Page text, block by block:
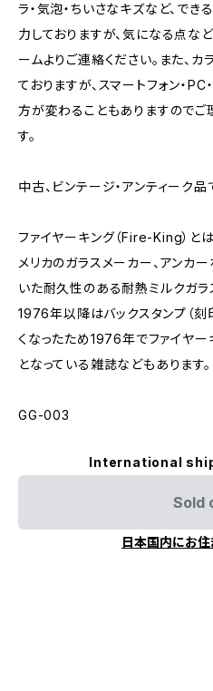
ラ・気泡・ちいさなキズなど、で
力しておりますが、気になる点な
ームよりご連絡ください。また、
ておりますが、スマートフォン・
方が変わることもありますのでご
す。
中古、ビンテージ・アンティーク品
ファイヤーキング（Fire-King）
メリカのガラスメーカー、アンカ
いた耐久性のある耐熱ミルクガラ
1976年以降はバックスタンプ（
くなったため1976年でファイヤ
となっている雑誌などもあります。
GG-003
International
Sold
日本国内にお